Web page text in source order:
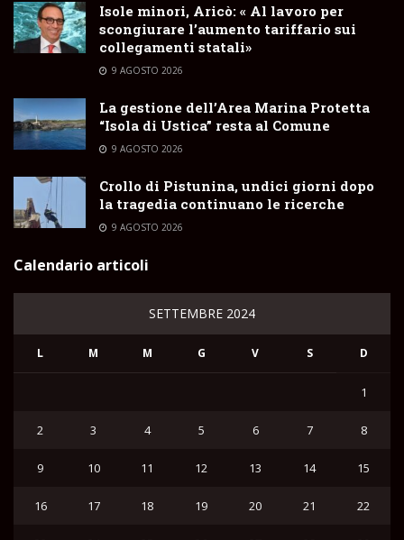
Isole minori, Aricò: « Al lavoro per
scongiurare l’aumento tariffario sui
collegamenti statali»
9 AGOSTO 2026
La gestione dell’Area Marina Protetta
“Isola di Ustica” resta al Comune
9 AGOSTO 2026
Crollo di Pistunina, undici giorni dopo
la tragedia continuano le ricerche
9 AGOSTO 2026
Calendario articoli
SETTEMBRE 2024
L M M G V S D
1
2 3 4 5 6 7 8
9 10 11 12 13 14 15
16 17 18 19 20 21 22